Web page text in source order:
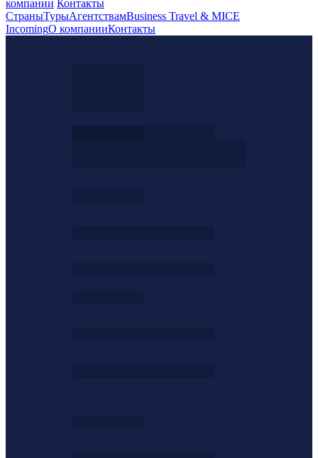
компании Контакты
СтраныТурыАгентствамBusiness Travel & MICE
IncomingО компанииКонтакты